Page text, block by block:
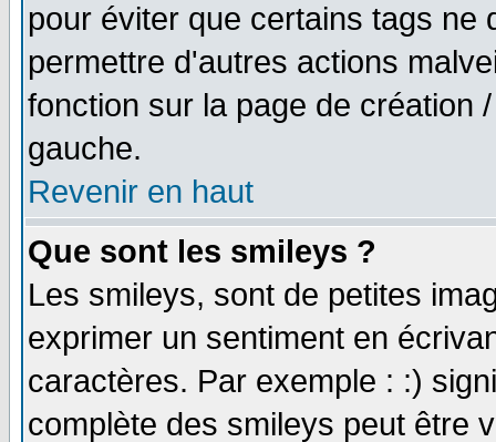
pour éviter que certains tags ne
permettre d'autres actions
fonction sur la page de création
gauche.
Revenir en haut
Que sont les smileys ?
Les smileys, sont de petites
exprimer un sentiment en
caractères. Par exemple : :)
complète des smileys peut être